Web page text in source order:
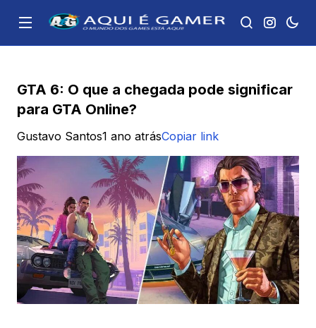
GTA 6: O que a chegada pode significar
para GTA Online?
Gustavo Santos1 ano atrásCopiar link